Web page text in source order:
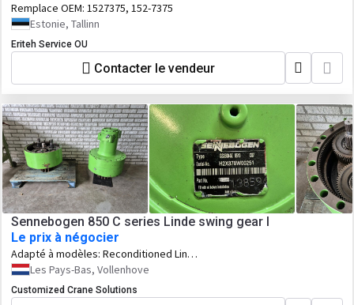
Remplace OEM: 1527375, 152-7375
Estonie, Tallinn
Eriteh Service OU
Contacter le vendeur
Sennebogen 850 C series Linde swing gear l
Le prix à négocier
Adapté à modèles: Reconditioned Linde
GS-3500 V swing gear for Sennebogen
850 C series.
Les Pays-Bas, Vollenhove
Customized Crane Solutions